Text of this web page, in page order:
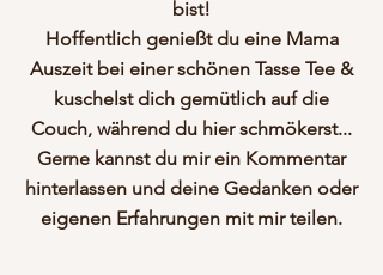
bist!
Hoffentlich genießt du eine Mama
Auszeit bei einer schönen Tasse Tee &
kuschelst dich gemütlich auf die
Couch, während du hier schmökerst...
Gerne kannst du mir ein Kommentar
hinterlassen und deine Gedanken oder
eigenen Erfahrungen mit mir teilen.